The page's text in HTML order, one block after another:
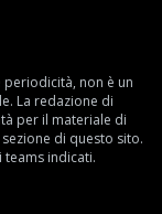
periodicità, non è un
La redazione di
per il materiale di
di questo sito.
indicati.